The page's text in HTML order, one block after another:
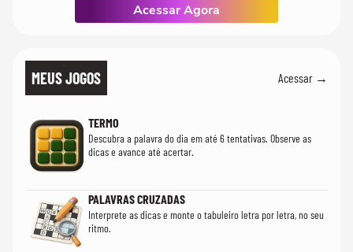
Acessar Agora
MEUS JOGOS Acessar →
TERMO
Descubra a palavra do dia em até 6 tentativas. Observe as
dicas e avance até acertar.
PALAVRAS CRUZADAS
Interprete as dicas e monte o tabuleiro letra por letra, no seu
ritmo.